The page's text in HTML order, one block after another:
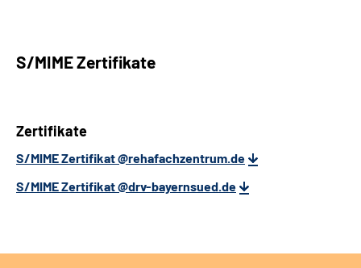
S/MIME Zertifikate
Zertifikate
S/MIME Zertifikat @rehafachzentrum.de
S/MIME Zertifikat @drv-bayernsued.de